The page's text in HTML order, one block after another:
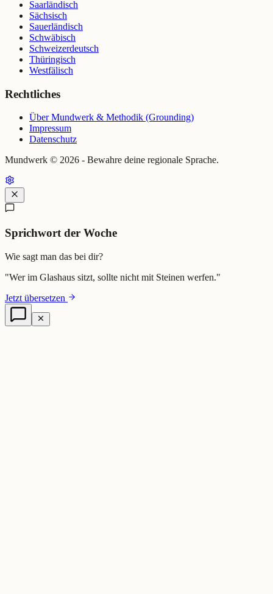
Saarländisch
Sächsisch
Sauerländisch
Schwäbisch
Schweizerdeutsch
Thüringisch
Westfälisch
Rechtliches
Über Mundwerk & Methodik (Grounding)
Impressum
Datenschutz
Mundwerk © 2026 - Bewahre deine regionale Sprache.
Sprichwort der Woche
Wie sagt man das bei dir?
"Wer im Glashaus sitzt, sollte nicht mit Steinen werfen."
Jetzt übersetzen